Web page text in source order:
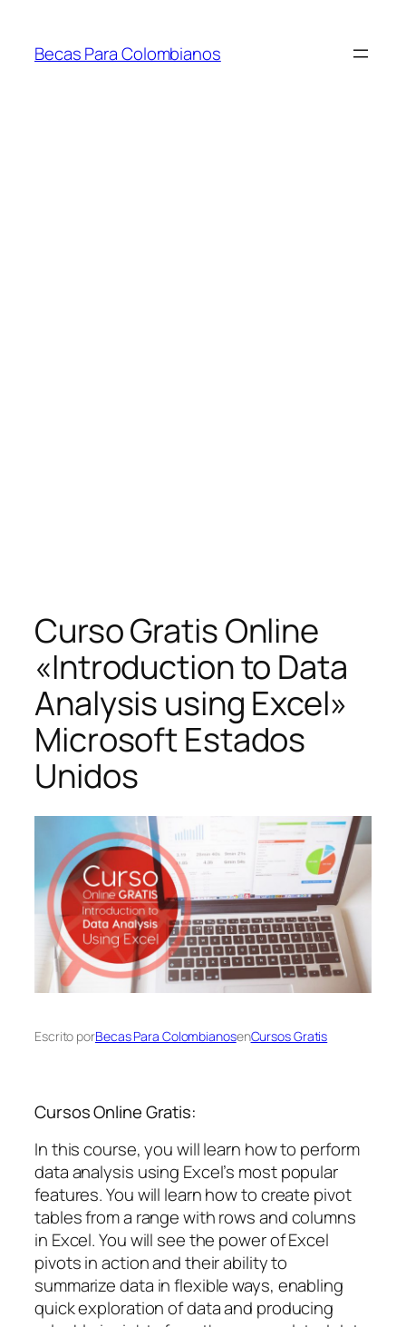
contenido
Becas Para Colombianos
Curso Gratis Online
«Introduction to Data
Analysis using Excel»
Microsoft Estados
Unidos
Escrito porBecas Para ColombianosenCursos Gratis
Cursos Online Gratis:
In this course, you will learn how to perform
data analysis using Excel’s most popular
features. You will learn how to create pivot
tables from a range with rows and columns
in Excel. You will see the power of Excel
pivots in action and their ability to
summarize data in flexible ways, enabling
quick exploration of data and producing